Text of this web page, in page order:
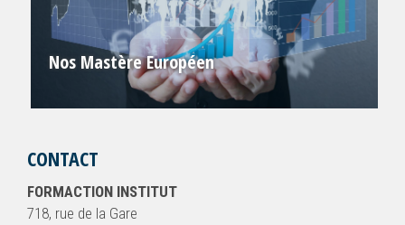
Nos Mastère Européen
CONTACT
FORMACTION INSTITUT
718, rue de la Gare